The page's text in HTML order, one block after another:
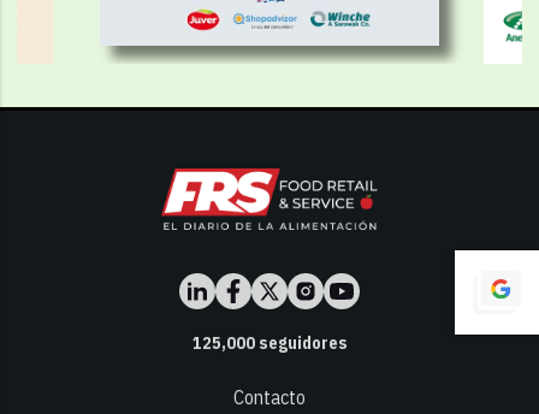
125,000seguidores
Contacto